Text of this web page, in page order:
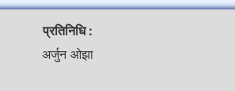
प्रतिनिधि :
अर्जुन ओझा